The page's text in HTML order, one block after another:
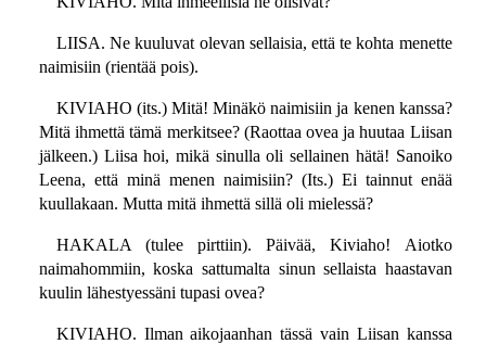
LIISA. Ne kuuluvat olevan sellaisia, että te kohta menette
naimisiin (rientää pois).
KIVIAHO (its.) Mitä! Minäkö naimisiin ja kenen kanssa?
Mitä ihmettä tämä merkitsee? (Raottaa ovea ja huutaa Liisan
jälkeen.) Liisa hoi, mikä sinulla oli sellainen hätä! Sanoiko
Leena, että minä menen naimisiin? (Its.) Ei tainnut enää
kuullakaan. Mutta mitä ihmettä sillä oli mielessä?
HAKALA (tulee pirttiin). Päivää, Kiviaho! Aiotko
naimahommiin, koska sattumalta sinun sellaista haastavan
kuulin lähestyessäni tupasi ovea?
KIVIAHO. Ilman aikojaanhan tässä vain Liisan kanssa